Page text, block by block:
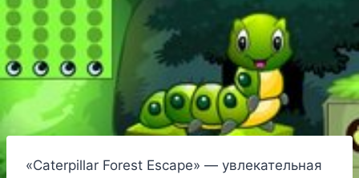
«Caterpillar Forest Escape» — увлекательная